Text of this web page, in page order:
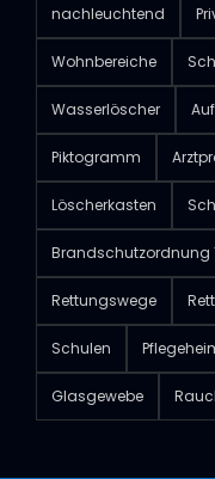
nachleuchtend
Wohnbereiche
Wasserlöscher
Piktogramm
Löscherkasten
Brandschutzordnung
Rettungswege
Schulen
Glasgewebe